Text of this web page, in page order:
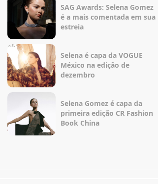
Taylor Swift Brasil
SAG Awards: Selena Gomez
é a mais comentada em sua
estreia
Selena é capa da VOGUE
México na edição de
dezembro
Selena Gomez é capa da
primeira edição CR Fashion
Book China